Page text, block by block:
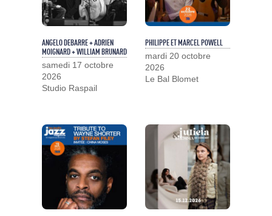
ANGELO DEBARRE + ADRIEN
MOIGNARD + WILLIAM BRUNARD
samedi 17 octobre
2026
Studio Raspail
PHILIPPE ET MARCEL POWELL
mardi 20 octobre
2026
Le Bal Blomet